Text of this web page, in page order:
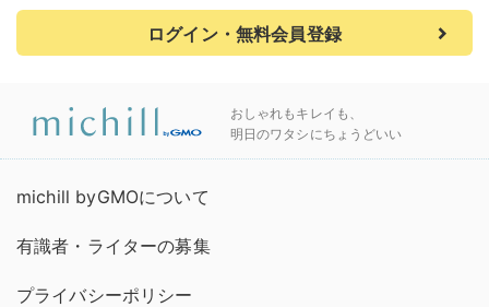
ログイン・無料会員登録
おしゃれもキレイも、
明日のワタシにちょうどいい
michill byGMOについて
有識者・ライターの募集
プライバシーポリシー